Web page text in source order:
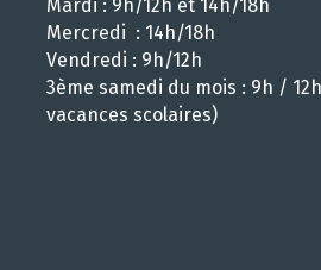
Mardi : 9h/12h et 14h/18h
Mercredi : 14h/18h
Vendredi : 9h/12h
3ème samedi du mois : 9h /
vacances scolaires)